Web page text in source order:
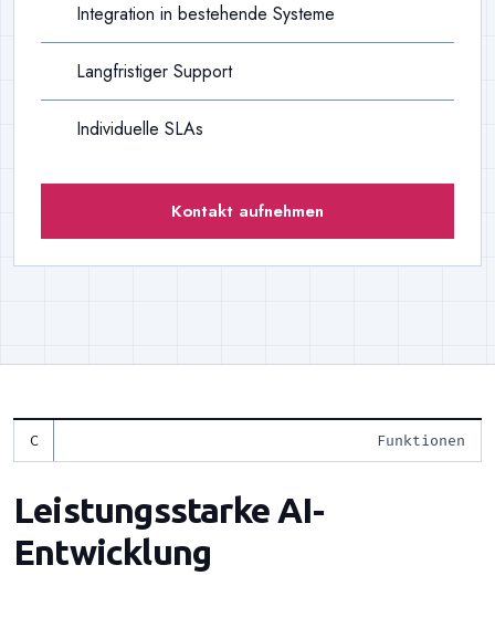
Integration in bestehende Systeme
Langfristiger Support
Individuelle SLAs
Kontakt aufnehmen
Funktionen
Leistungsstarke AI-
Entwicklung